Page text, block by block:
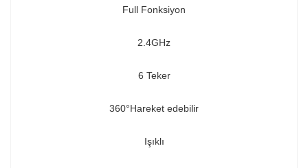
Full Fonksiyon
2.4GHz
6 Teker
360°Hareket edebilir
Işıklı